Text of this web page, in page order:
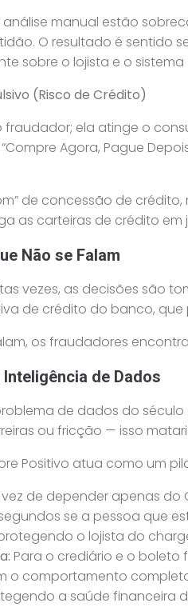
análise manual estão
O resultado é sentido
sobre o lojista e o
(Risco de Crédito)
ela atinge o
Agora, Pague
de concessão de
as carteiras de crédito
Não se Falam
vezes, as decisões são
de crédito do banco,
os fraudadores
de Dados
de dados do
ou fricção — isso
Positivo atua como um
vez de depender apenas
se a pessoa que
o lojista do
Para o crediário e o boleto
o comportamento
a saúde financeira